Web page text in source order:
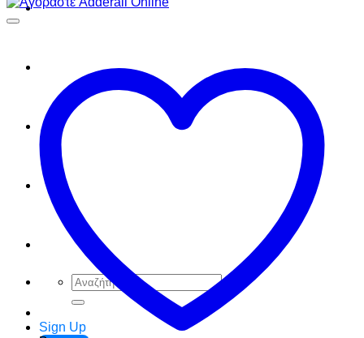
FAQ
Cart
Ελληνικά
English
Αναζήτηση
για:
Sign Up